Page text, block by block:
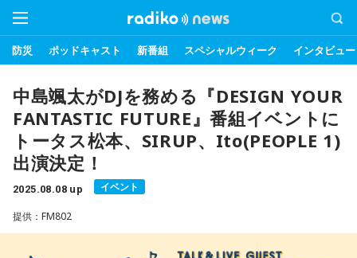
防災 ポッドキャスト 新番組 スペシャルウィーク インタビュー
中島颯太がDJを務める『DESIGN YOUR
FANTASTIC FUTURE』番組イベントに
トータス松本、SIRUP、Ito(PEOPLE 1)
出演決定！
2025.08.08 up イベント
提供：FM802